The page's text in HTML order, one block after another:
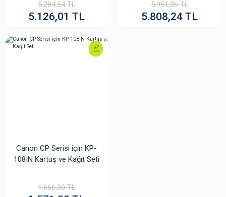
5.284,54 TL
5.126,01 TL
5.951,06 TL
5.808,24 TL
%6
Canon CP Serisi için KP-
108IN Kartuş ve Kağıt Seti
1.666,30 TL